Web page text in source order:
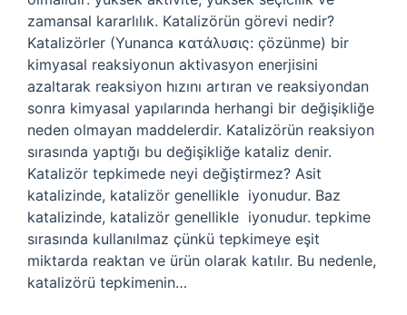
zamansal kararlılık. Katalizörün görevi nedir?
Katalizörler (Yunanca κατάλυσις: çözünme) bir
kimyasal reaksiyonun aktivasyon enerjisini
azaltarak reaksiyon hızını artıran ve reaksiyondan
sonra kimyasal yapılarında herhangi bir değişikliğe
neden olmayan maddelerdir. Katalizörün reaksiyon
sırasında yaptığı bu değişikliğe kataliz denir.
Katalizör tepkimede neyi değiştirmez? Asit
katalizinde, katalizör genellikle ‍ iyonudur. Baz
katalizinde, katalizör genellikle ‍ iyonudur. tepkime
sırasında kullanılmaz çünkü tepkimeye eşit
miktarda reaktan ve ürün olarak katılır. Bu nedenle,
katalizörü tepkimenin…